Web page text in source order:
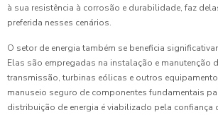
à sua resistência à corrosão e durabilidade, faz
preferida nesses cenários.
O setor de energia também se beneficia
Elas são empregadas na instalação e manutenção
transmissão, turbinas eólicas e outros
manuseio seguro de componentes fundamentais
distribuição de energia é viabilizado pela confiança